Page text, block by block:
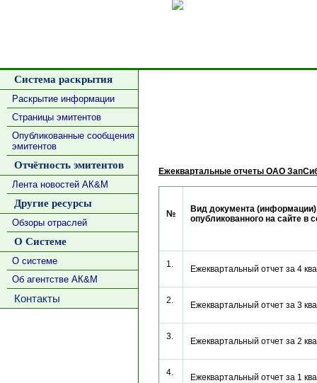
Система раскрытия
Раскрытие информации
Страницы эмитентов
Опубликованные сообщения
эмитентов
Отчётность эмитентов
Лента новостей АК&М
Другие ресурсы
Обзоры отраслей
О Системе
О системе
Об агентстве АК&М
Контакты
Ежеквартальные отчеты ОАО
№
Вид документа
опубликованного на сайте в
1. Ежеквартальный отчет за 4
2. Ежеквартальный отчет за 3
3. Ежеквартальный отчет за 2
4. Ежеквартальный отчет за 1